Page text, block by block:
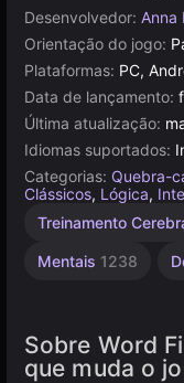
Desenvolvedor: Anna
Orientação do jogo:
Plataformas: PC,
Data de lançamento:
Última atualização:
Idiomas suportados:
Categorias: Quebra-
Clássicos, Lógica,
Treinamento
Mentais 1238
Sobre Word
que muda o